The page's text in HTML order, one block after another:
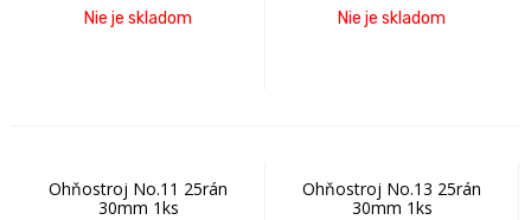
Nie je skladom Nie je skladom
Ohňostroj No.11 25rán
30mm 1ks
Ohňostroj No.13 25rán
30mm 1ks